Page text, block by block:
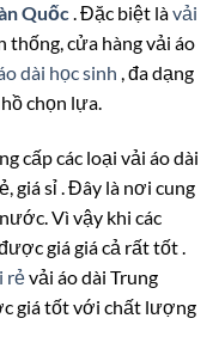
Quốc. Đặc biệt làvải
thống, cửa hàng vải áo
dài học sinh , đa dạng
chọn lựa.
cấp các loại vải áo dài
giá sỉ . Đây là nơi cung
Vì vậy khi các
giá giá cả rất tốt .
rẻvải áo dài Trung
giá tốt với chất lượng